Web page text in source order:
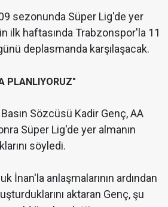
sezonunda Süper Lig'de yer
ilk haftasında Trabzonspor'la 11
deplasmanda karşılaşacak.
PLANLIYORUZ"
Sözcüsü Kadir Genç, AA
Süper Lig'de yer almanın
söyledi.
İnan'la anlaşmalarının ardından
aktaran Genç, şu